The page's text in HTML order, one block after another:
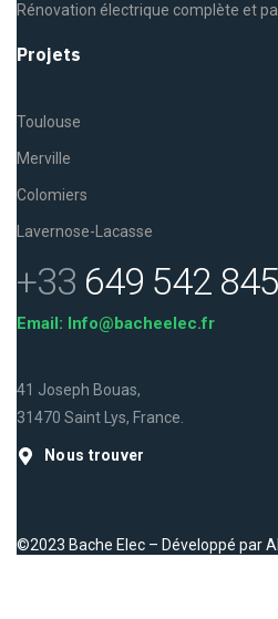
Rénovation électrique complète et
Projets
Toulouse
Merville
Colomiers
Lavernose-Lacasse
+33 649 542 845
Email: Info@bacheelec.fr
41 Joseph Bouas,
31470 Saint Lys, France.
Nous trouver
©2023 Bache Elec – Développé par